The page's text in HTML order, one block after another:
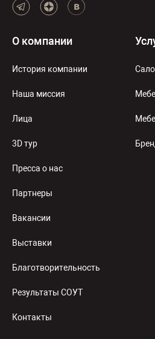
О компании
История компании
Наша миссия
Лица
3D тур
Пресса о нас
Партнеры
Вакансии
Выставки
Благотворительность
Результаты СОУТ
Контакты